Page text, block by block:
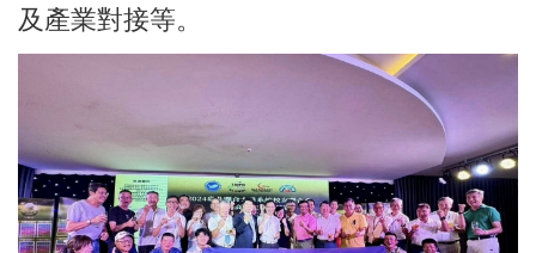
及產業對接等。